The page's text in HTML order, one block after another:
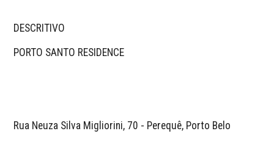
DESCRITIVO
PORTO SANTO RESIDENCE
Rua Neuza Silva Migliorini, 70 - Perequê, Porto Belo